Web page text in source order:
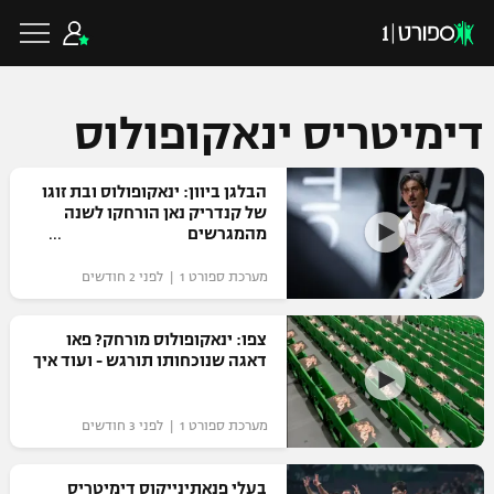
כדורגל ישראלי
ליגת העל
גביע הטוטו
ליגיונרים
גביע המדינה
כדורגל עולמי
ליגת האלופות
ליגה אירופית
ליגה אנגלית
כדורסל ישראלי
ליגת ווינר סל
ליגה לאומית
כדורסל עולמי
NBA
דימיטריס ינאקופולוס
הבלגן ביוון: ינאקופולוס ובת זוגו
של קנדריק נאן הורחקו לשנה
מהמגרשים
מערכת ספורט 1 | לפני 2 חודשים
צפו: ינאקופולוס מורחק? פאו
דאגה שנוכחותו תורגש - ועוד איך
מערכת ספורט 1 | לפני 3 חודשים
בעלי פנאתינייקוס דימיטריס